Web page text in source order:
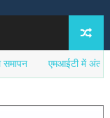
एमआईटी में अंतरराष्ट्रीय